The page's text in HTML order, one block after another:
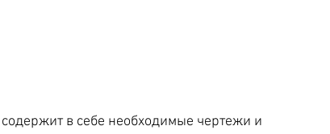
в себе необходимые чертежи и